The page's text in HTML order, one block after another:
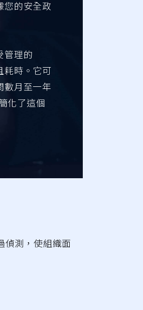
您的安全政
管理的
耗時。它可
數月至一年
化了這個
偵測，使組織面